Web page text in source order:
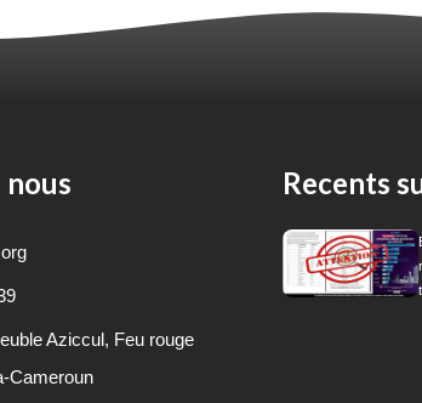
Aziccul, Feu rouge
Cameroun
Recents